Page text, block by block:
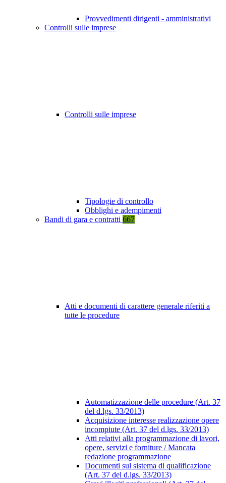
Provvedimenti dirigenti - amministrativi
Controlli sulle imprese
Controlli sulle imprese
Tipologie di controllo
Obblighi e adempimenti
Bandi di gara e contratti 667
Atti e documenti di carattere generale riferiti a
tutte le procedure
Automatizzazione delle procedure (Art. 37
del d.lgs. 33/2013)
Acquisizione interesse realizzazione opere
incompiute (Art. 37 del d.lgs. 33/2013)
Atti relativi alla programmazione di lavori,
opere, servizi e forniture / Mancata
redazione programmazione
Documenti sul sistema di qualificazione
(Art. 37 del d.lgs. 33/2013)